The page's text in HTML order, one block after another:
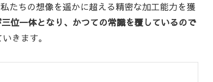
たちの想像を遥かに超える精密な加工能力を獲
位一体となり、かつての常識を覆しているので
きます。